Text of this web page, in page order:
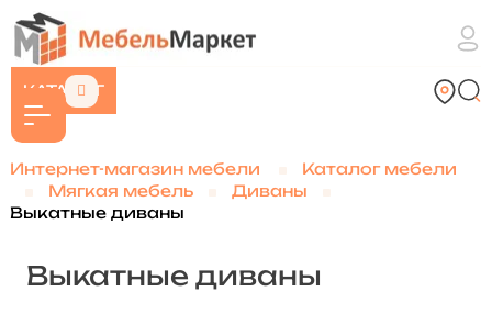
КАТАЛОГ
Интернет-магазин мебели
Каталог мебели
Мягкая мебель
Диваны
Выкатные диваны
Выкатные диваны